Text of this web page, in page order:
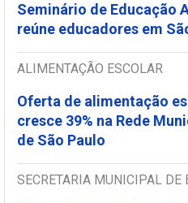
Seminário de Educação
reúne educadores em
ALIMENTAÇÃO ESCOLAR
Oferta de alimentação
cresce 39% na Rede
de São Paulo
SECRETARIA MUNICIPAL DE